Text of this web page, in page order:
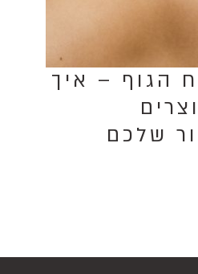
הגוף – איך
שלכם